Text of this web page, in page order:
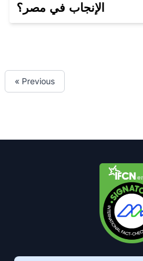
الإنجاب في مصر؟
« Previous